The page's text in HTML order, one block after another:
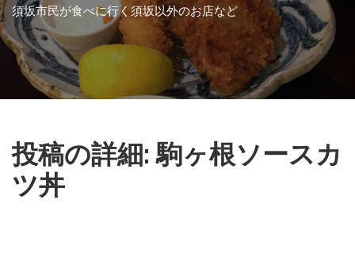
須坂市民が食べに行く須坂以外のお店など
投稿の詳細: 駒ヶ根ソースカ
ツ丼